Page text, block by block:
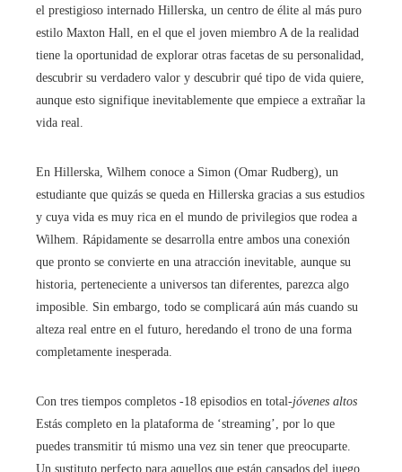
el prestigioso internado Hillerska, un centro de élite al más puro
estilo Maxton Hall, en el que el joven miembro A de la realidad
tiene la oportunidad de explorar otras facetas de su personalidad,
descubrir su verdadero valor y descubrir qué tipo de vida quiere,
aunque esto signifique inevitablemente que empiece a extrañar la
vida real.
En Hillerska, Wilhem conoce a Simon (Omar Rudberg), un
estudiante que quizás se queda en Hillerska gracias a sus estudios
y cuya vida es muy rica en el mundo de privilegios que rodea a
Wilhem. Rápidamente se desarrolla entre ambos una conexión
que pronto se convierte en una atracción inevitable, aunque su
historia, perteneciente a universos tan diferentes, parezca algo
imposible. Sin embargo, todo se complicará aún más cuando su
alteza real entre en el futuro, heredando el trono de una forma
completamente inesperada.
Con tres tiempos completos -18 episodios en total-jóvenes altos
Estás completo en la plataforma de ‘streaming’, por lo que
puedes transmitir tú mismo una vez sin tener que preocuparte.
Un sustituto perfecto para aquellos que están cansados ​​del juego